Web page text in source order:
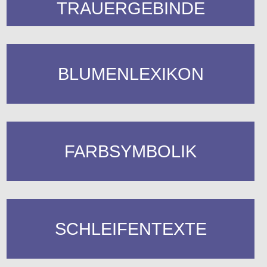
TRAUERGEBINDE
BLUMENLEXIKON
FARBSYMBOLIK
SCHLEIFENTEXTE